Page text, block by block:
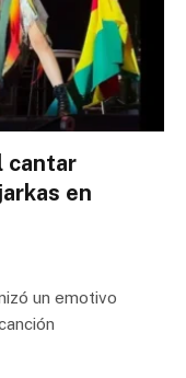
cantar
en
un emotivo